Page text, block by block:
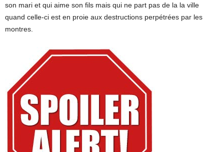
son mari et qui aime son fils mais qui ne part pas de la la ville
quand celle-ci est en proie aux destructions perpétrées par les
montres.